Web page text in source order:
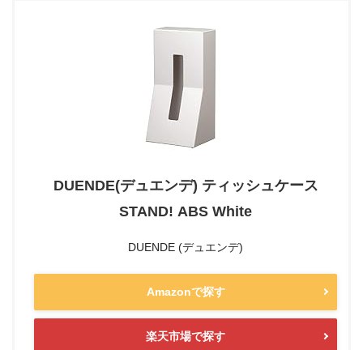
DUENDE(デュエンデ) ティッシュケース
STAND! ABS White
DUENDE (デュエンデ)
Amazonで探す
楽天市場で探す